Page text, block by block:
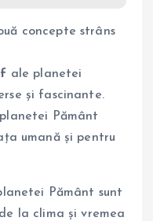
concepte strâns
ale planetei
și fascinante.
Pământ
umană și pentru
Pământ sunt
la clima și vremea